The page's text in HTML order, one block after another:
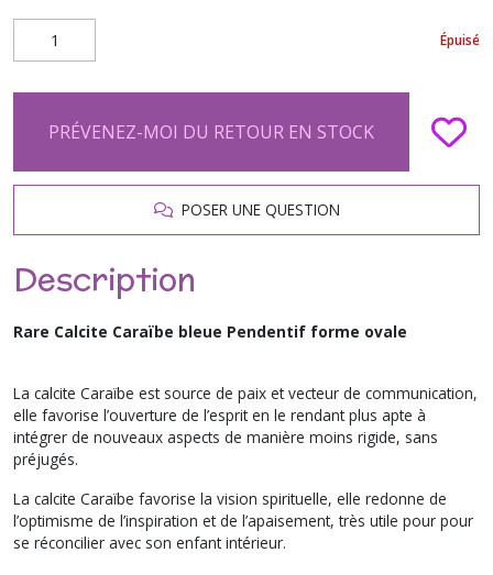
Épuisé
PRÉVENEZ-MOI DU RETOUR EN STOCK
POSER UNE QUESTION
Description
Rare Calcite Caraïbe bleue Pendentif forme ovale
La calcite Caraïbe est source de paix et vecteur de communication,
elle favorise l’ouverture de l’esprit en le rendant plus apte à
intégrer de nouveaux aspects de manière moins rigide, sans
préjugés.
La calcite Caraïbe favorise la vision spirituelle, elle redonne de
l’optimisme de l’inspiration et de l’apaisement, très utile pour pour
se réconcilier avec son enfant intérieur.